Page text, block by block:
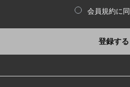
会員規約に
登録する